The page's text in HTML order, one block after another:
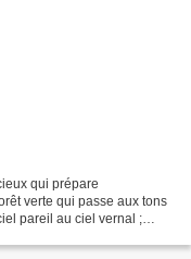
qui prépare
verte qui passe aux tons
pareil au ciel vernal ;